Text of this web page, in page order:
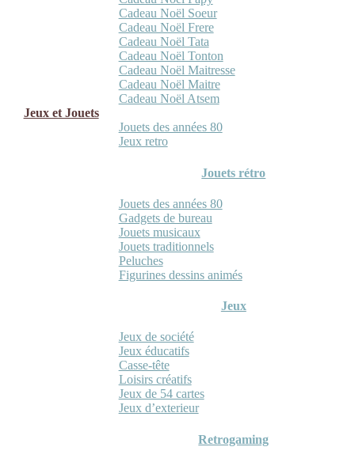
Cadeau Noël Soeur
Cadeau Noël Frere
Cadeau Noël Tata
Cadeau Noël Tonton
Cadeau Noël Maitresse
Cadeau Noël Maitre
Cadeau Noël Atsem
Jeux et Jouets
Jouets des années 80
Jeux retro
Jouets rétro
Jouets des années 80
Gadgets de bureau
Jouets musicaux
Jouets traditionnels
Peluches
Figurines dessins animés
Jeux
Jeux de société
Jeux éducatifs
Casse-tête
Loisirs créatifs
Jeux de 54 cartes
Jeux d’exterieur
Retrogaming